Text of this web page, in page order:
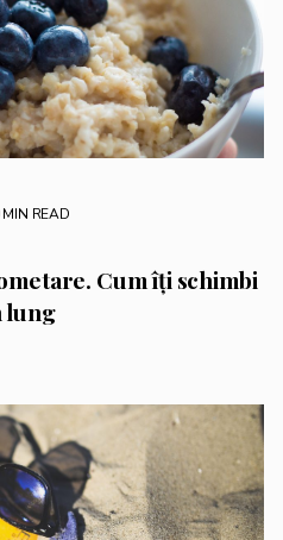
MIN READ
Cum îți schimbi
lung